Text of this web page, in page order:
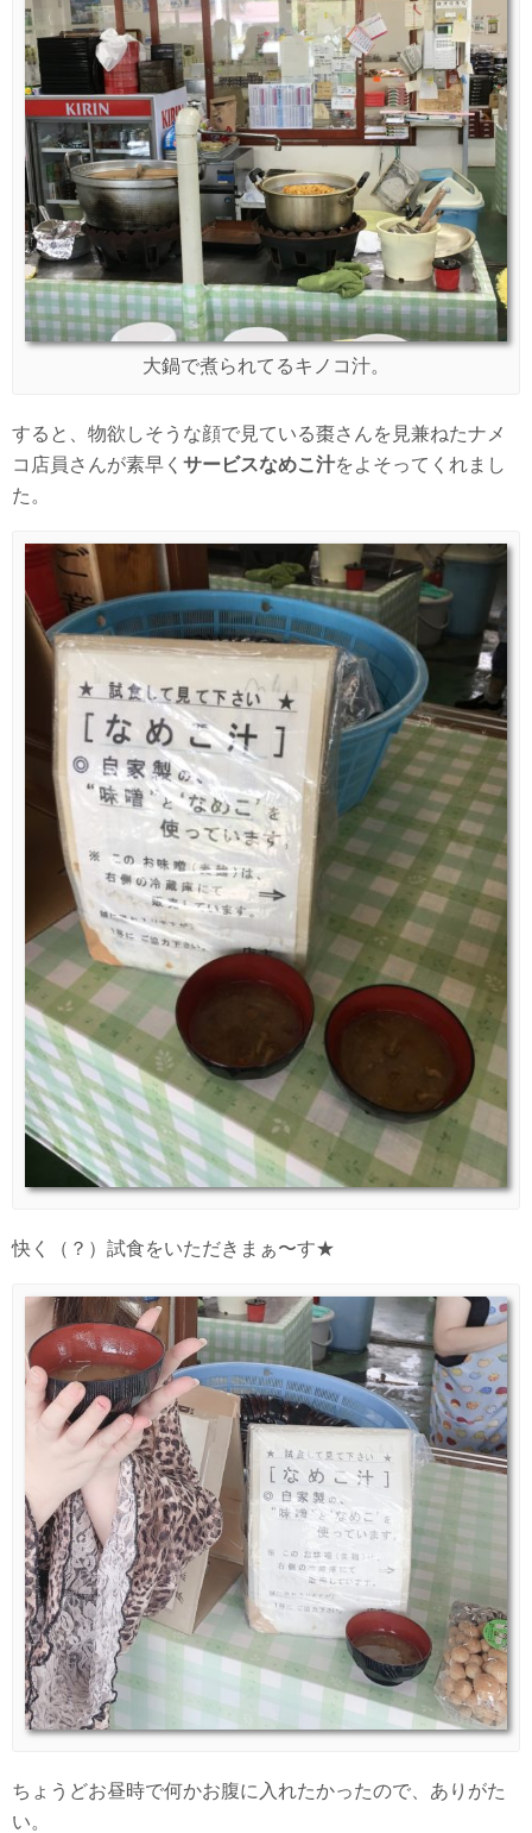
大鍋で煮られてるキノコ汁。
すると、物欲しそうな顔で見ている棗さんを見兼ねたナメ
コ店員さんが素早く サービスなめこ汁をよそってくれまし
た。
快く（？）試食をいただきまぁ〜す★
ちょうどお昼時で何かお腹に入れたかったので、ありがた
い。